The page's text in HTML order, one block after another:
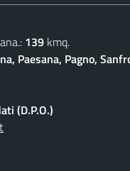
139 kmq.
Paesana, Pagno,
(D.P.O.)